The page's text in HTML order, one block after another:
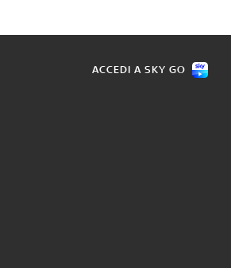
ACCEDI A SKY GO